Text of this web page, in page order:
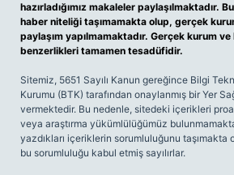
hazırladığımız makaleler paylaşılmaktadır.
haber niteliği taşımamakta olup, gerçek
paylaşım yapılmamaktadır. Gerçek kurum
benzerlikleri tamamen tesadüfidir.
Sitemiz, 5651 Sayılı Kanun gereğince Bilgi
Kurumu (BTK) tarafından onaylanmış bir Yer
vermektedir. Bu nedenle, sitedeki içerikleri
veya araştırma yükümlülüğümüz
yazdıkları içeriklerin sorumluluğunu taşımakta
bu sorumluluğu kabul etmiş sayılırlar.